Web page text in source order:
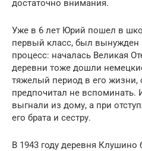
достаточно внимания.
Уже в 6 лет Юрий пошел в
первый класс, был вынужден
процесс: началась Великая
деревни тоже дошли
тяжелый период в его жизни,
предпочитал не вспоминать.
выгнали из дому, а при
его брата и сестру.
В 1943 году деревня